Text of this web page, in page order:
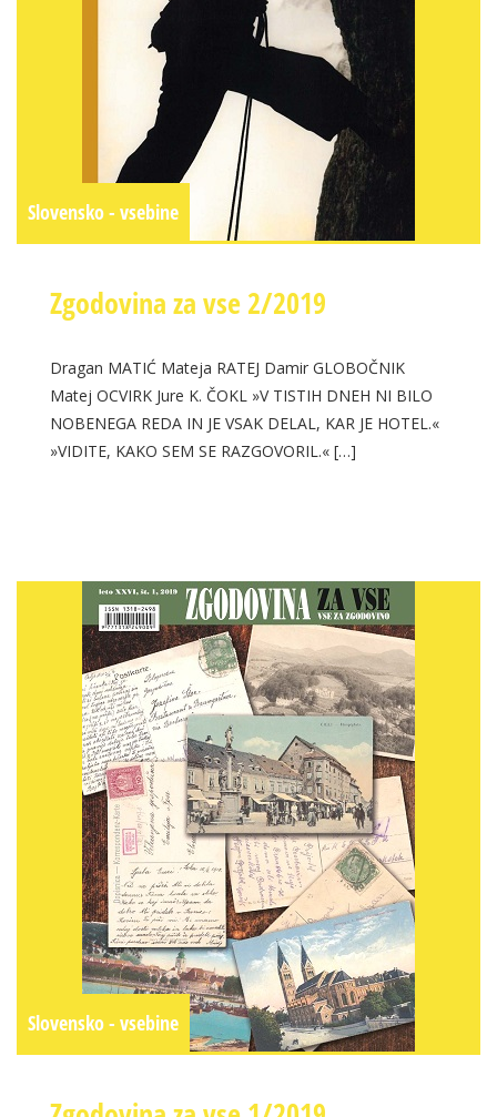
Slovensko - vsebine
Zgodovina za vse 2/2019
Dragan MATIĆ Mateja RATEJ Damir GLOBOČNIK
Matej OCVIRK Jure K. ČOKL »V TISTIH DNEH NI BILO
NOBENEGA REDA IN JE VSAK DELAL, KAR JE HOTEL.«
»VIDITE, KAKO SEM SE RAZGOVORIL.« […]
Slovensko - vsebine